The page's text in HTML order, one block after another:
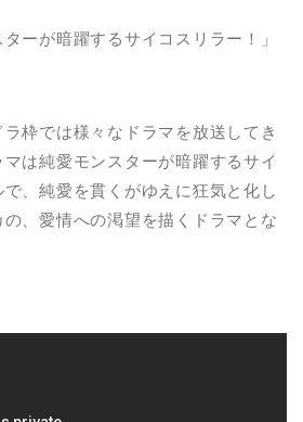
ーが暗躍するサイコスリラー！」
枠では様々なドラマを放送してき
は純愛モンスターが暗躍するサイ
、純愛を貫くがゆえに狂気と化し
、愛情への渇望を描くドラマとな